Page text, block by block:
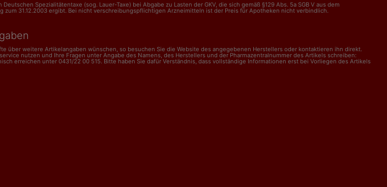
Spezialitätentaxe (sog. Lauer-Taxe) bei Abgabe zu Lasten der GKV, die sich gemäß §129 Abs. 5a SGB V aus dem
31.12.2003 ergibt. Bei nicht verschreibungspflichtigen Arzneimitteln ist der Preis für Apotheken nicht verbindlich.
weitere Artikelangaben wünschen, so besuchen Sie die Website des angegebenen Herstellers oder kontaktieren ihn direkt.
nutzen und Ihre Fragen unter Angabe des Namens, des Herstellers und der Pharmazentralnummer des Artikels schreiben:
erreichen unter 0431/22 00 515. Bitte haben Sie dafür Verständnis, dass vollständige Informationen erst bei Vorliegen des Artikels